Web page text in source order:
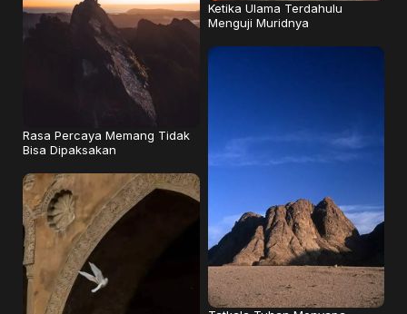
Rasa Percaya Memang Tidak
Bisa Dipaksakan
Ketika Ulama Terdahulu
Menguji Muridnya